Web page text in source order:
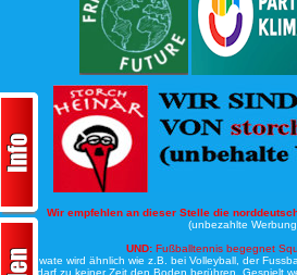
Wir empfehlen an dieser Stelle die
(unbezahlte
UND: Fußballtennis begegnet
Bei Fuwate wird ähnlich wie z.B. bei Volleyball, der